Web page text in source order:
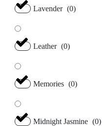
Lavender (0)
Leather (0)
Memories (0)
Midnight Jasmine (0)